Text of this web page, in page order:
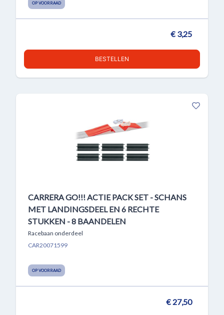
OP VOORRAAD
€ 3,25
BESTELLEN
CARRERA GO!!! ACTIE PACK SET - SCHANS
MET LANDINGSDEEL EN 6 RECHTE
STUKKEN - 8 BAANDELEN
Racebaan onderdeel
CAR20071599
OP VOORRAAD
€ 27,50